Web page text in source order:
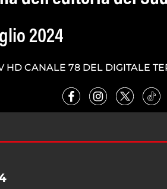
2024
HD CANALE 78 DEL DIGITALE